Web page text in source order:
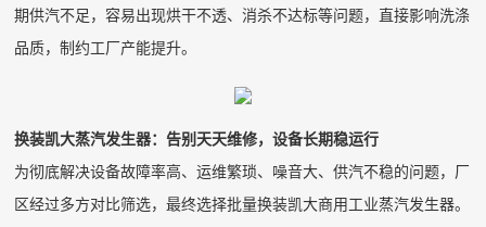
期供汽不足，容易出现烘干不透、消杀不达标等问题，直接影响洗涤
品质，制约工厂产能提升。
换装凯大蒸汽发生器：告别天天维修，设备长期稳运行
为彻底解决设备故障率高、运维繁琐、噪音大、供汽不稳的问题，厂
区经过多方对比筛选，最终选择批量换装凯大商用工业蒸汽发生器。